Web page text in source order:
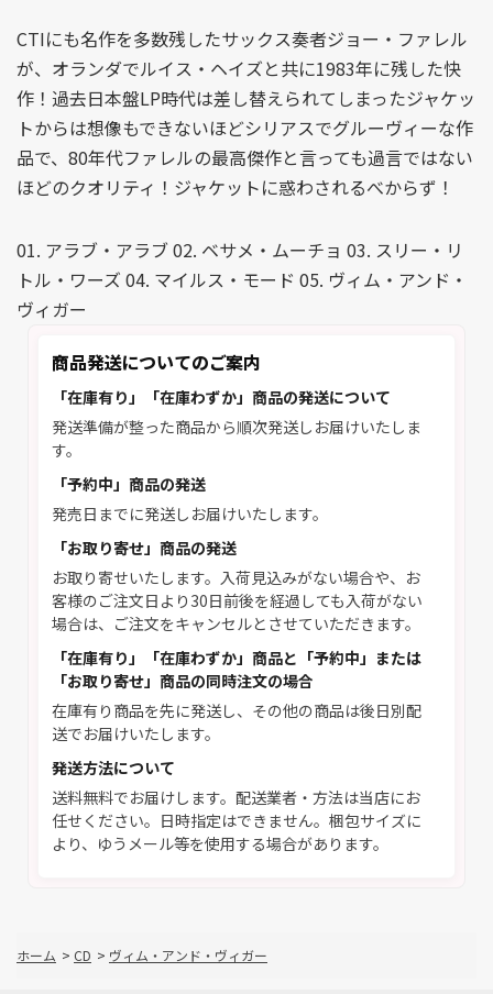
CTIにも名作を多数残したサックス奏者ジョー・ファレル
が、オランダでルイス・ヘイズと共に1983年に残した快
作！過去日本盤LP時代は差し替えられてしまったジャケッ
トからは想像もできないほどシリアスでグルーヴィーな作
品で、80年代ファレルの最高傑作と言っても過言ではない
ほどのクオリティ！ジャケットに惑わされるべからず！
01. アラブ・アラブ 02. ベサメ・ムーチョ 03. スリー・リ
トル・ワーズ 04. マイルス・モード 05. ヴィム・アンド・
ヴィガー
商品発送についてのご案内
「在庫有り」「在庫わずか」商品の発送について
発送準備が整った商品から順次発送しお届けいたしま
す。
「予約中」商品の発送
発売日までに発送しお届けいたします。
「お取り寄せ」商品の発送
お取り寄せいたします。入荷見込みがない場合や、お
客様のご注文日より30日前後を経過しても入荷がない
場合は、ご注文をキャンセルとさせていただきます。
「在庫有り」「在庫わずか」商品と「予約中」または
「お取り寄せ」商品の同時注文の場合
在庫有り商品を先に発送し、その他の商品は後日別配
送でお届けいたします。
発送方法について
送料無料でお届けします。配送業者・方法は当店にお
任せください。日時指定はできません。梱包サイズに
より、ゆうメール等を使用する場合があります。
ホーム > CD > ヴィム・アンド・ヴィガー